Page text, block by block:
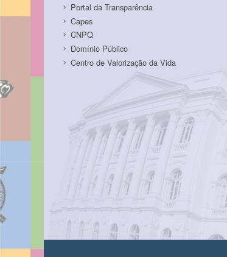
Portal da Transparência
Capes
CNPQ
Domínio Público
Centro de Valorização da Vida